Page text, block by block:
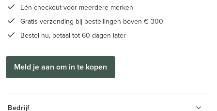
Eén checkout voor meerdere merken
Gratis verzending bij bestellingen boven € 300
Bestel nu, betaal tot 60 dagen later
Meld je aan om in te kopen
Bedrijf